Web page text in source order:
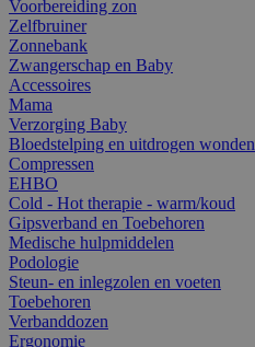
Voorbereiding zon
Zelfbruiner
Zonnebank
Zwangerschap en Baby
Accessoires
Mama
Verzorging Baby
Bloedstelping en uitdrogen wonden
Compressen
EHBO
Cold - Hot therapie - warm/koud
Gipsverband en Toebehoren
Medische hulpmiddelen
Podologie
Steun- en inlegzolen en voeten
Toebehoren
Verbanddozen
Ergonomie